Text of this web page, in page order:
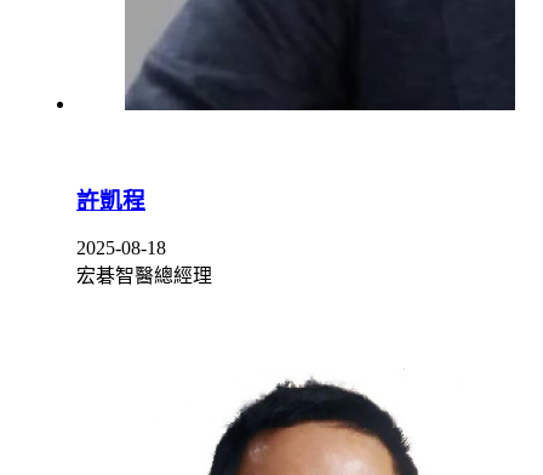
許凱程
2025-08-18
宏碁智醫總經理